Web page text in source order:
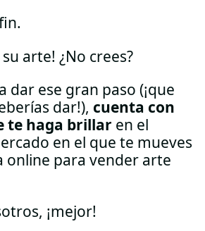
arte! ¿No crees?
dar ese gran paso (¡que
dar!), cuenta con
te haga brillar en el
en el que te mueves
online para vender arte
¡mejor!